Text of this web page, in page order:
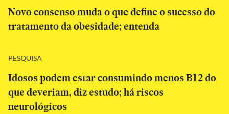
Novo consenso muda o que define o sucesso do
tratamento da obesidade; entenda
PESQUISA
Idosos podem estar consumindo menos B12 do
que deveriam, diz estudo; há riscos
neurológicos